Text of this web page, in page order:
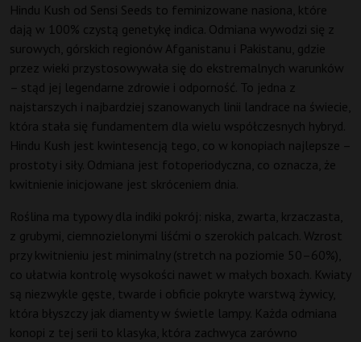
Hindu Kush od Sensi Seeds to feminizowane nasiona, które
dają w 100% czystą genetykę indica. Odmiana wywodzi się z
surowych, górskich regionów Afganistanu i Pakistanu, gdzie
przez wieki przystosowywała się do ekstremalnych warunków
– stąd jej legendarne zdrowie i odporność. To jedna z
najstarszych i najbardziej szanowanych linii landrace na świecie,
która stała się fundamentem dla wielu współczesnych hybryd.
Hindu Kush jest kwintesencją tego, co w konopiach najlepsze –
prostoty i siły. Odmiana jest fotoperiodyczna, co oznacza, że
kwitnienie inicjowane jest skróceniem dnia.
Roślina ma typowy dla indiki pokrój: niska, zwarta, krzaczasta,
z grubymi, ciemnozielonymi liśćmi o szerokich palcach. Wzrost
przy kwitnieniu jest minimalny (stretch na poziomie 50–60%),
co ułatwia kontrolę wysokości nawet w małych boxach. Kwiaty
są niezwykle gęste, twarde i obficie pokryte warstwą żywicy,
która błyszczy jak diamenty w świetle lampy. Każda odmiana
konopi z tej serii to klasyka, która zachwyca zarówno